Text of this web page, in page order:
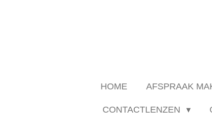
HOME AFSPRAAK
CONTACTLENZEN